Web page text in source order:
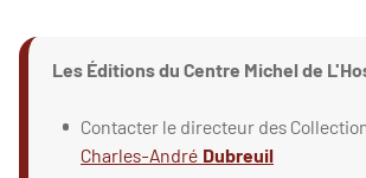
Les Éditions du Centre Michel de
Contacter le directeur des
Charles-André Dubreuil